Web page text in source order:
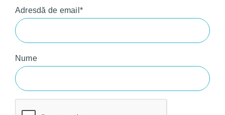
Adresdă de email*
Nume